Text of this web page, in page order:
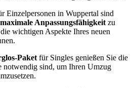
Einzelpersonen in Wuppertal sind
maximale Anpassungsfähigkeit zu
wichtigen Aspekte Ihres neuen
Paket für Singles genießen Sie die
notwendig sind, um Ihren Umzug